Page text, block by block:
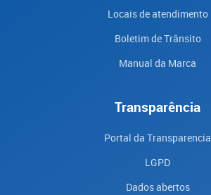
Locais de atendimento
Boletim de Trânsito
Manual da Marca
Transparência
Portal da Transparencia
LGPD
Dados abertos